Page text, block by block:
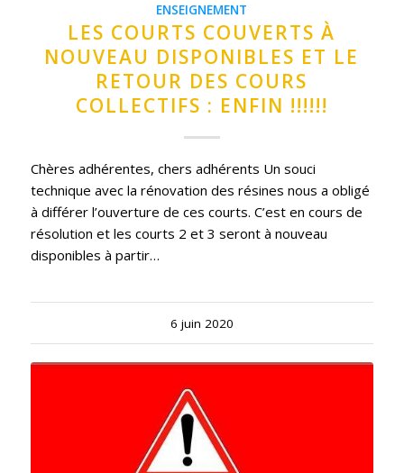
ENSEIGNEMENT
LES COURTS COUVERTS À
NOUVEAU DISPONIBLES ET LE
RETOUR DES COURS
COLLECTIFS : ENFIN !!!!!!
Chères adhérentes, chers adhérents Un souci
technique avec la rénovation des résines nous a obligé
à différer l’ouverture de ces courts. C’est en cours de
résolution et les courts 2 et 3 seront à nouveau
disponibles à partir…
6 juin 2020